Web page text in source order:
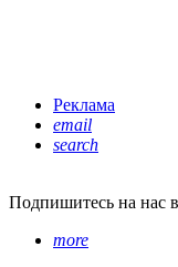
Реклама
email
search
Подпишитесь на нас
more